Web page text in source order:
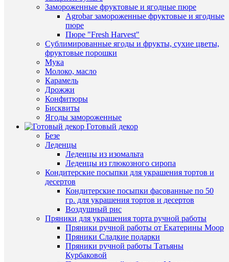
Замороженные фруктовые и ягодные пюре
Agrobar замороженные фруктовые и ягодные
пюре
Пюре "Fresh Harvest"
Сублимированные ягоды и фрукты, сухие цветы,
фруктовые порошки
Мука
Молоко, масло
Карамель
Дрожжи
Конфитюры
Бисквиты
Ягоды замороженные
Готовый декор
Безе
Леденцы
Леденцы из изомальта
Леденцы из глюкозного сиропа
Кондитерские посыпки для украшения тортов и
десертов
Кондитерские посыпки фасованные по 50
гр. для украшения тортов и десертов
Воздушный рис
Пряники для украшения торта ручной работы
Пряники ручной работы от Екатерины Моор
Пряники Сладкие подарки
Пряники ручной работы Татьяны
Курбаковой
наличии
/
В
наличии
Усы"
руб.
В